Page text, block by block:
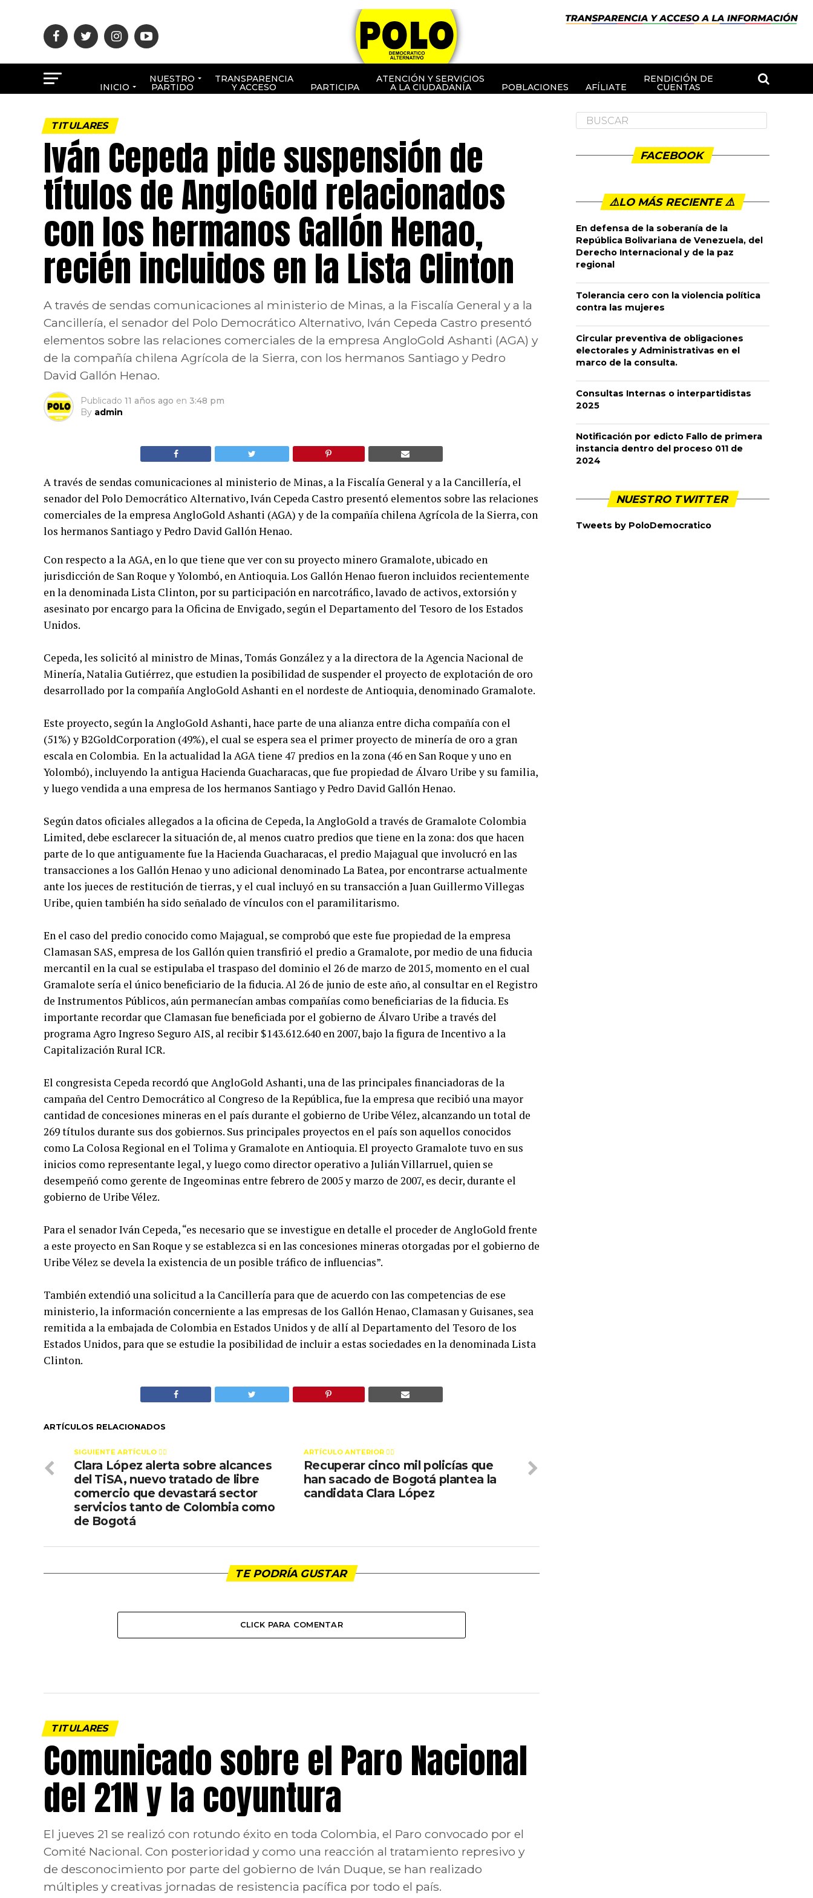
INICIO
NUESTRO
PARTIDO
TRANSPARENCIA
Y ACCESO PARTICIPA
ATENCIÓN Y SERVICIOS
A LA CIUDADANÍA POBLACIONES AFÍLIATE
RENDICIÓN DE
CUENTAS
TITULARES
Iván Cepeda pide suspensión de
títulos de AngloGold relacionados
con los hermanos Gallón Henao,
recién incluidos en la Lista Clinton
A través de sendas comunicaciones al ministerio de Minas, a la Fiscalía General y a la
Cancillería, el senador del Polo Democrático Alternativo, Iván Cepeda Castro presentó
elementos sobre las relaciones comerciales de la empresa AngloGold Ashanti (AGA) y
de la compañía chilena Agrícola de la Sierra, con los hermanos Santiago y Pedro
David Gallón Henao.
Publicado 11 años ago en 3:48 pm
By admin
A través de sendas comunicaciones al ministerio de Minas, a la Fiscalía General y a la Cancillería, el
senador del Polo Democrático Alternativo, Iván Cepeda Castro presentó elementos sobre las relaciones
comerciales de la empresa AngloGold Ashanti (AGA) y de la compañía chilena Agrícola de la Sierra, con
los hermanos Santiago y Pedro David Gallón Henao.
Con respecto a la AGA, en lo que tiene que ver con su proyecto minero Gramalote, ubicado en
jurisdicción de San Roque y Yolombó, en Antioquia. Los Gallón Henao fueron incluidos recientemente
en la denominada Lista Clinton, por su participación en narcotráfico, lavado de activos, extorsión y
asesinato por encargo para la Oficina de Envigado, según el Departamento del Tesoro de los Estados
Unidos.
Cepeda, les solicitó al ministro de Minas, Tomás González y a la directora de la Agencia Nacional de
Minería, Natalia Gutiérrez, que estudien la posibilidad de suspender el proyecto de explotación de oro
desarrollado por la compañía AngloGold Ashanti en el nordeste de Antioquia, denominado Gramalote.
Este proyecto, según la AngloGold Ashanti, hace parte de una alianza entre dicha compañía con el
(51%) y B2GoldCorporation (49%), el cual se espera sea el primer proyecto de minería de oro a gran
escala en Colombia. En la actualidad la AGA tiene 47 predios en la zona (46 en San Roque y uno en
Yolombó), incluyendo la antigua Hacienda Guacharacas, que fue propiedad de Álvaro Uribe y su familia,
y luego vendida a una empresa de los hermanos Santiago y Pedro David Gallón Henao.
Según datos oficiales allegados a la oficina de Cepeda, la AngloGold a través de Gramalote Colombia
Limited, debe esclarecer la situación de, al menos cuatro predios que tiene en la zona: dos que hacen
parte de lo que antiguamente fue la Hacienda Guacharacas, el predio Majagual que involucró en las
transacciones a los Gallón Henao y uno adicional denominado La Batea, por encontrarse actualmente
ante los jueces de restitución de tierras, y el cual incluyó en su transacción a Juan Guillermo Villegas
Uribe, quien también ha sido señalado de vínculos con el paramilitarismo.
En el caso del predio conocido como Majagual, se comprobó que este fue propiedad de la empresa
Clamasan SAS, empresa de los Gallón quien transfirió el predio a Gramalote, por medio de una fiducia
mercantil en la cual se estipulaba el traspaso del dominio el 26 de marzo de 2015, momento en el cual
Gramalote sería el único beneficiario de la fiducia. Al 26 de junio de este año, al consultar en el Registro
de Instrumentos Públicos, aún permanecían ambas compañías como beneficiarias de la fiducia. Es
importante recordar que Clamasan fue beneficiada por el gobierno de Álvaro Uribe a través del
programa Agro Ingreso Seguro AIS, al recibir $143.612.640 en 2007, bajo la figura de Incentivo a la
Capitalización Rural ICR.
El congresista Cepeda recordó que AngloGold Ashanti, una de las principales financiadoras de la
campaña del Centro Democrático al Congreso de la República, fue la empresa que recibió una mayor
cantidad de concesiones mineras en el país durante el gobierno de Uribe Vélez, alcanzando un total de
269 títulos durante sus dos gobiernos. Sus principales proyectos en el país son aquellos conocidos
como La Colosa Regional en el Tolima y Gramalote en Antioquia. El proyecto Gramalote tuvo en sus
inicios como representante legal, y luego como director operativo a Julián Villarruel, quien se
desempeñó como gerente de Ingeominas entre febrero de 2005 y marzo de 2007, es decir, durante el
gobierno de Uribe Vélez.
Para el senador Iván Cepeda, “es necesario que se investigue en detalle el proceder de AngloGold frente
a este proyecto en San Roque y se establezca si en las concesiones mineras otorgadas por el gobierno de
Uribe Vélez se devela la existencia de un posible tráfico de influencias”.
También extendió una solicitud a la Cancillería para que de acuerdo con las competencias de ese
ministerio, la información concerniente a las empresas de los Gallón Henao, Clamasan y Guisanes, sea
remitida a la embajada de Colombia en Estados Unidos y de allí al Departamento del Tesoro de los
Estados Unidos, para que se estudie la posibilidad de incluir a estas sociedades en la denominada Lista
Clinton.
ARTÍCULOS RELACIONADOS
ARTÍCULO ANTERIOR 👉🏻
Recuperar cinco mil policías que
han sacado de Bogotá plantea la
candidata Clara López
SIGUIENTE ARTÍCULO 👈🏻
Clara López alerta sobre alcances
del TiSA, nuevo tratado de libre
comercio que devastará sector
servicios tanto de Colombia como
de Bogotá
TE PODRÍA GUSTAR
CLICK PARA COMENTAR
TITULARES
Comunicado sobre el Paro Nacional
del 21N y la coyuntura
El jueves 21 se realizó con rotundo éxito en toda Colombia, el Paro convocado por el
Comité Nacional. Con posterioridad y como una reacción al tratamiento represivo y
de desconocimiento por parte del gobierno de Iván Duque, se han realizado
múltiples y creativas jornadas de resistencia pacífica por todo el país.
FACEBOOK
⚠️LO MÁS RECIENTE ⚠️️
En defensa de la soberanía de la
República Bolivariana de Venezuela, del
Derecho Internacional y de la paz
regional
Tolerancia cero con la violencia política
contra las mujeres
Circular preventiva de obligaciones
electorales y Administrativas en el
marco de la consulta.
Consultas Internas o interpartidistas
2025
Notificación por edicto Fallo de primera
instancia dentro del proceso 011 de
2024
NUESTRO TWITTER
Tweets by PoloDemocratico